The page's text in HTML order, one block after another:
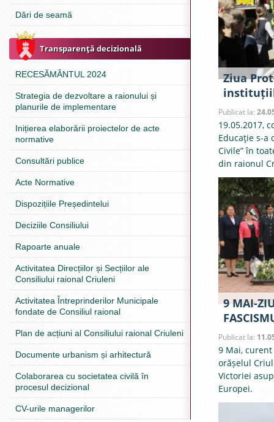
Dări de seamă
Transparenţă decizională
RECESĂMÂNTUL 2024
Strategia de dezvoltare a raionului și
planurile de implementare
Inițierea elaborării proiectelor de acte
normative
Consultări publice
Acte Normative
Dispozițiile Președintelui
Deciziile Consiliului
Rapoarte anuale
Activitatea Direcțiilor și Secțiilor ale
Consiliului raional Criuleni
Activitatea Întreprinderilor Municipale
fondate de Consiliul raional
Plan de acțiuni al Consiliului raional Criuleni
Documente urbanism și arhitectură
Colaborarea cu societatea civilă în
procesul decizional
CV-urile managerilor
Ziua
Publicat la:
19.05.2017,
Educaţie s-a
Civile” în
din raionul
9 MAI-
Publicat la:
9 Mai,
orășelul
Victoriei
Europei.